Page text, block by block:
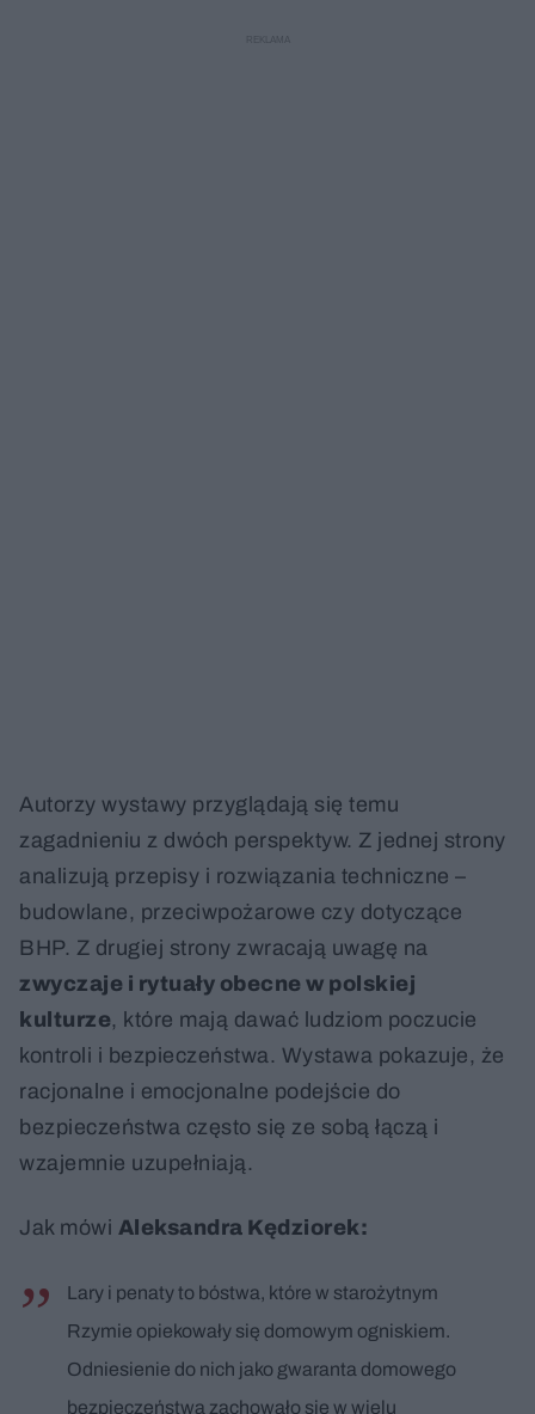
Autorzy wystawy przyglądają się temu
zagadnieniu z dwóch perspektyw. Z jednej strony
analizują przepisy i rozwiązania techniczne –
budowlane, przeciwpożarowe czy dotyczące
BHP. Z drugiej strony zwracają uwagę na
zwyczaje i rytuały obecne w polskiej
kulturze, które mają dawać ludziom poczucie
kontroli i bezpieczeństwa. Wystawa pokazuje, że
racjonalne i emocjonalne podejście do
bezpieczeństwa często się ze sobą łączą i
wzajemnie uzupełniają.
Jak mówi Aleksandra Kędziorek:
Lary i penaty to bóstwa, które w starożytnym
Rzymie opiekowały się domowym ogniskiem.
Odniesienie do nich jako gwaranta domowego
bezpieczeństwa zachowało się w wielu